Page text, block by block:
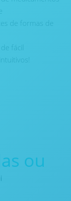
de formas de
fácil
ou